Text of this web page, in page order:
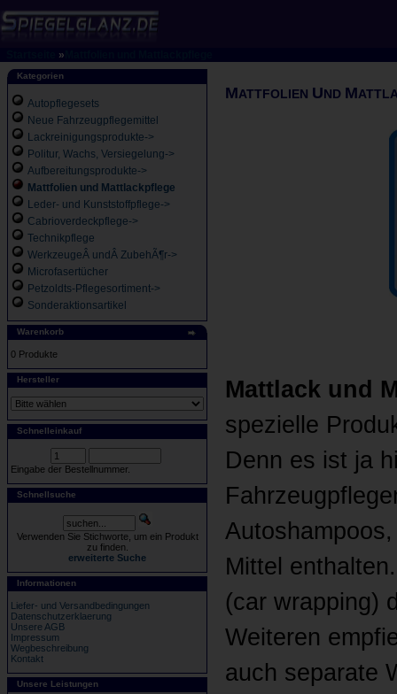
»
Kategorien
Autopflegesets
Neue Fahrzeugpflegemittel
Lackreinigungsprodukte->
Politur, Wachs, Versiegelung->
Aufbereitungsprodukte->
Mattfolien und Mattlackpflege
Leder- und Kunststoffpflege->
Cabrioverdeckpflege->
Technikpflege
WerkzeugeÂ undÂ ZubehÃ¶r->
Microfasertücher
Petzoldts-Pflegesortiment->
Sonderaktionsartikel
Warenkorb
0 Produkte
Hersteller
Schnelleinkauf
Eingabe der Bestellnummer.
Schnellsuche
Verwenden Sie Stichworte, um ein Produkt
zu finden.
erweiterte Suche
Informationen
Liefer- und Versandbedingungen
Datenschutzerklaerung
Unsere AGB
Impressum
Wegbeschreibung
Kontakt
Unsere Leistungen
MATTFOLIEN UND M
Mattlack und
spezielle
Denn es ist ja
Mittel
(car wrapping)
Weiteren
auch separate